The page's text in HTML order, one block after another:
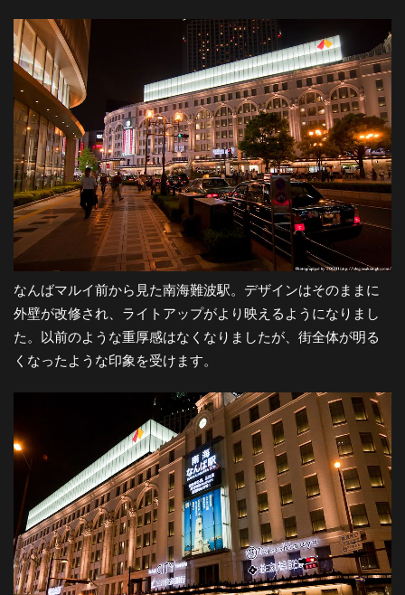
都
市
風
景
探
訪-
なんばマルイ前から見た南海難波駅。デザインはそのままに
外壁が改修され、ライトアップがより映えるようになりまし
た。以前のような重厚感はなくなりましたが、街全体が明る
くなったような印象を受けます。